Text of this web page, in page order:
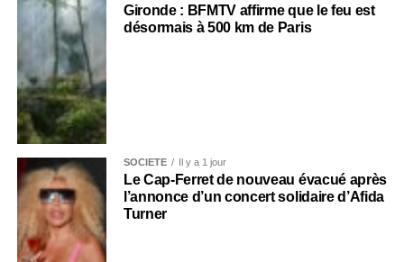
Gironde : BFMTV affirme que le feu est
désormais à 500 km de Paris
SOCIÉTÉ Il y a 1 jour
Le Cap-Ferret de nouveau évacué après
l’annonce d’un concert solidaire d’Afida
Turner